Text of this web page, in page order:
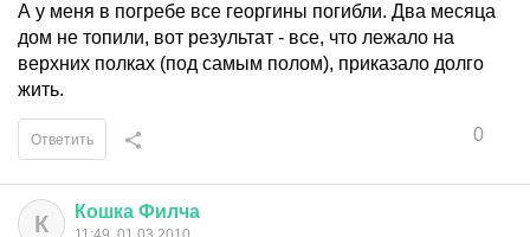
А у меня в погребе все георгины погибли. Два месяца
дом не топили, вот результат - все, что лежало на
верхних полках (под самым полом), приказало долго
жить.
0
Ответить
К Кошка Филча